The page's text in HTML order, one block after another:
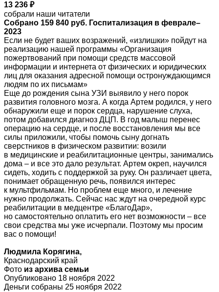
13 236 ₽
собрали наши читатели
Собрано 159 840 руб. Госпитализация в феврале–
2023
Если не будет ваших возражений, «излишки» пойдут на
реализацию нашей программы «Организация
пожертвований при помощи средств массовой
информации и интернета от физических и юридических
лиц для оказания адресной помощи остронуждающимся
людям по их письмам»
Еще до рождения сына УЗИ выявило у него порок
развития головного мозга. А когда Артем родился, у него
обнаружили еще и порок сердца, нарушение слуха,
потом добавился диагноз ДЦП. В год малыш перенес
операцию на сердце, и после восстановления мы все
силы приложили, чтобы помочь сыну догнать
сверстников в физическом развитии: возили
в медицинские и реабилитационные центры, занимались
дома – и все это дало результат. Артем окреп, научился
сидеть, ходить с поддержкой за руку. Он различает цвета,
понимает обращенную речь, появился интерес
к мультфильмам. Но проблем еще много, и лечение
нужно продолжать. Сейчас нас ждут на очередной курс
реабилитации в медцентре «БлагоДар»,
но самостоятельно оплатить его нет возможности – все
свои средства мы уже исчерпали. Поэтому мы просим
вас о помощи!
Людмила Корягина,
Краснодарский край
Фото из архива семьи
Опубликовано 18 ноября 2022
Деньги собраны 25 ноября 2022